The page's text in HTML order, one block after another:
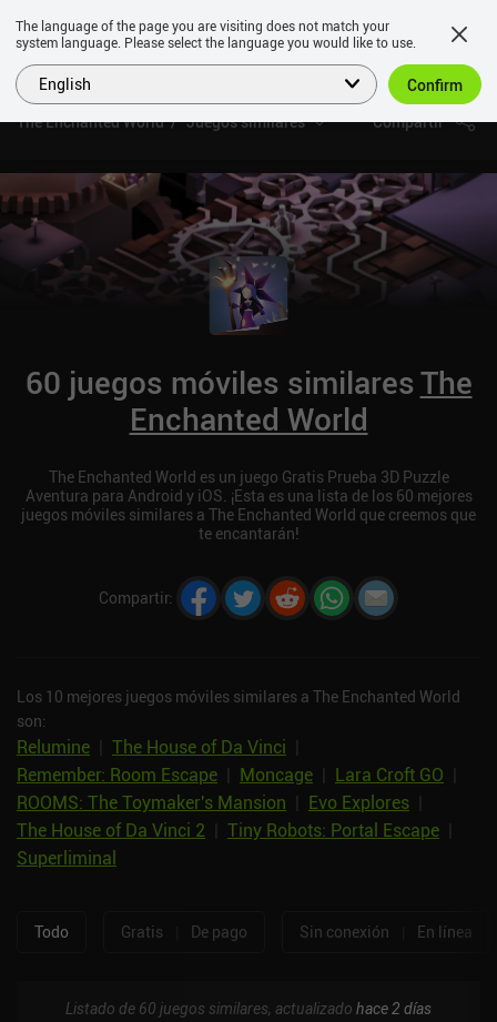
The Enchanted World Juegos similares Compartir
60 juegos móviles similaresThe
Enchanted World
The Enchanted World es un juego Gratis Prueba 3D Puzzle
Aventura para Android y iOS. ¡Esta es una lista de los 60 mejores
juegos móviles similares a The Enchanted World que creemos que
te encantarán!
Compartir:
Los 10 mejores juegos móviles similares a The Enchanted World
son:
Relumine The House of Da Vinci
Remember: Room Escape
Moncage Lara Croft GO
ROOMS: The Toymaker's Mansion
Evo Explores
The House of Da Vinci 2
Tiny Robots: Portal Escape
Superliminal
Todo Gratis De pago Sin conexión En línea
Listado de 60 juegos similares, actualizado hace 2 días
The language of the page you are visiting does not match your
system language. Please select the language you would like to use.
English Confirm